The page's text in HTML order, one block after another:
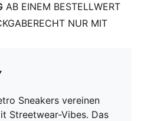
AB EINEM BESTELLWERT
NUR MIT
Sneakers vereinen
Streetwear-Vibes. Das